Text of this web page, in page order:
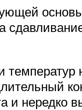
температур
и нередко